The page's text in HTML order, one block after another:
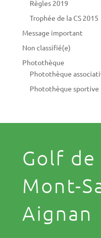
Règles 2019
Trophée de la CS 2015
Message important
Non classifié(e)
Photothèque
Photothèque
Photothèque sportive
Golf de
Mont-
Aignan